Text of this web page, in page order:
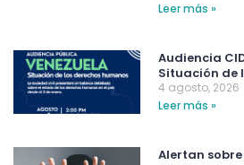
Leer más »
Audiencia
Situación de
4 agosto, 2026
Leer más »
Alertan